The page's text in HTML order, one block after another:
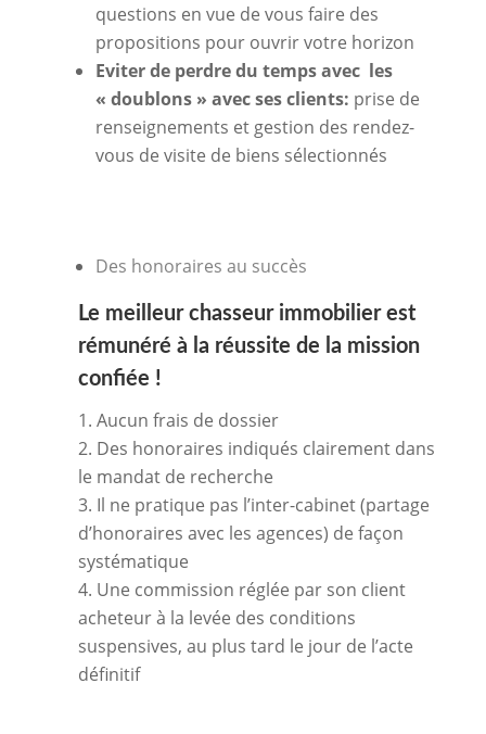
questions en vue de vous faire des
propositions pour ouvrir votre horizon
Eviter de perdre du temps avec les
« doublons » avec ses clients: prise de
renseignements et gestion des rendez-
vous de visite de biens sélectionnés
Des honoraires au succès
Le meilleur chasseur immobilierest
rémunéré à la réussite de la mission
confiée !
Aucun frais de dossier
Des honoraires indiqués clairement dans
le mandat de recherche
Il ne pratique pas l’inter-cabinet (partage
d’honoraires avec les agences) de façon
systématique
Une commission réglée par son client
acheteur à la levée des conditions
suspensives, au plus tard le jour de l’acte
définitif